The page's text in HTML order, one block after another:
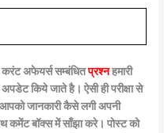
अफेयर्स सम्बंधितप्रश्नहमारी
किये जाते है। ऐसी ही परीक्षा से
जानकारी कैसे लगी अपनी
कमेंट बॉक्स में साँझा करे। पोस्ट को